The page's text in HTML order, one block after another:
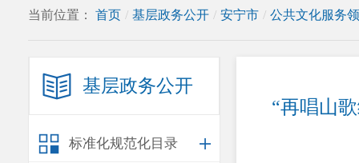
当前位置： 首页 / 基层政务公开 / 安宁市 / 公共文化服务
基层政务公开
标准化规范化目录
“再唱山